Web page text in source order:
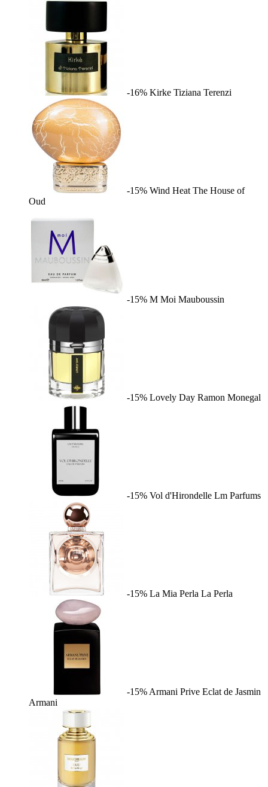
-16% Kirke Tiziana Terenzi
-15% Wind Heat The House of
Oud
-15% M Moi Mauboussin
-15% Lovely Day Ramon Monegal
-15% Vol d'Hirondelle Lm Parfums
-15% La Mia Perla La Perla
-15% Armani Prive Eclat de Jasmin
Armani